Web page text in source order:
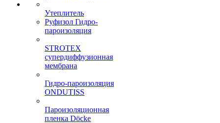
Утеплитель
Руфизол Гидро-
пароизоляция
STROTEX
супердиффузионная
мембрана
Гидро-пароизоляция
ONDUTISS
Пароизоляционная
пленка Döcke